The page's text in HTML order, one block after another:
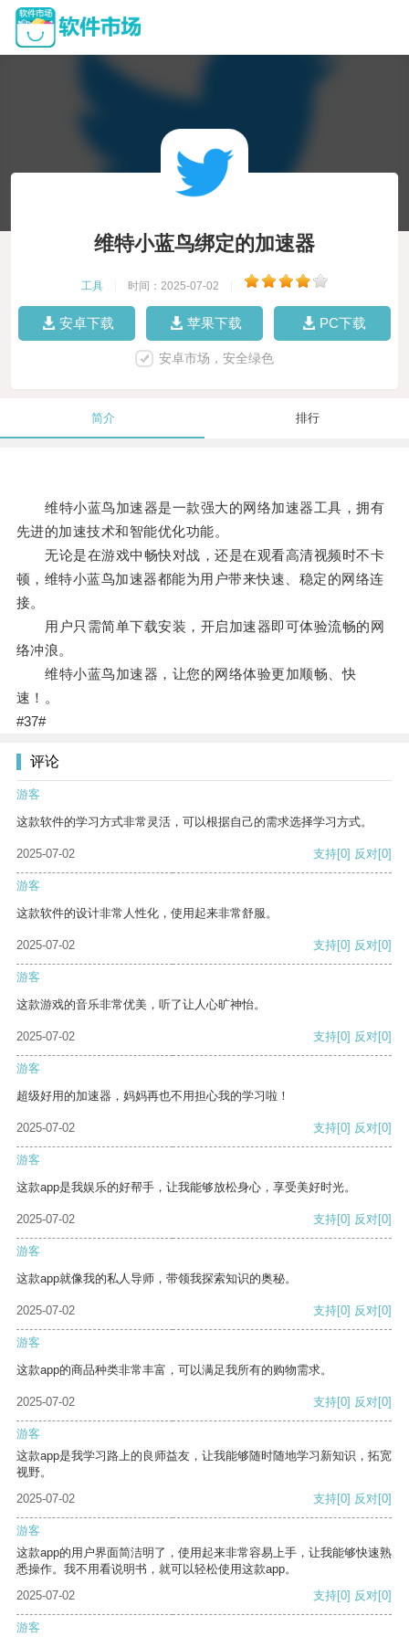
维特小蓝鸟绑定的加速器
工具 时间：2025-07-02
安卓下载 苹果下载 PC下载
安卓市场，安全绿色
简介 排行
维特小蓝鸟加速器是一款强大的网络加速器工具，拥有
先进的加速技术和智能优化功能。
无论是在游戏中畅快对战，还是在观看高清视频时不卡
顿，维特小蓝鸟加速器都能为用户带来快速、稳定的网络连
接。
用户只需简单下载安装，开启加速器即可体验流畅的网
络冲浪。
维特小蓝鸟加速器，让您的网络体验更加顺畅、快
速！。
#37#
评论
游客
这款软件的学习方式非常灵活，可以根据自己的需求选择学习方式。
2025-07-02 支持[0] 反对[0]
游客
这款软件的设计非常人性化，使用起来非常舒服。
2025-07-02 支持[0] 反对[0]
游客
这款游戏的音乐非常优美，听了让人心旷神怡。
2025-07-02 支持[0] 反对[0]
游客
超级好用的加速器，妈妈再也不用担心我的学习啦！
2025-07-02 支持[0] 反对[0]
游客
这款app是我娱乐的好帮手，让我能够放松身心，享受美好时光。
2025-07-02 支持[0] 反对[0]
游客
这款app就像我的私人导师，带领我探索知识的奥秘。
2025-07-02 支持[0] 反对[0]
游客
这款app的商品种类非常丰富，可以满足我所有的购物需求。
2025-07-02 支持[0] 反对[0]
游客
这款app是我学习路上的良师益友，让我能够随时随地学习新知识，拓宽
视野。
2025-07-02
支持[0] 反对[0]
游客
这款app的用户界面简洁明了，使用起来非常容易上手，让我能够快速熟
悉操作。我不用看说明书，就可以轻松使用这款app。
2025-07-02
支持[0] 反对[0]
游客